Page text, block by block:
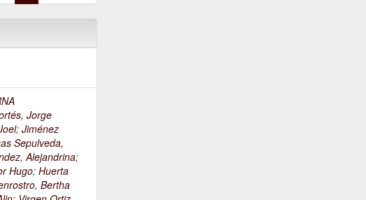
Jorge
;Jiménez
Sepulveda,
Alejandrina;
Hugo;Huerta
Bertha